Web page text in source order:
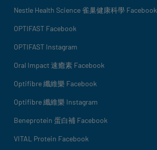
Social details
Nestle Health Science 雀巢健康科學 Facebook
OPTIFAST Facebook
OPTIFAST Instagram
Oral Impact 速癒素 Facebook
Optifibre 纖維樂 Facebook
Optifibre 纖維樂 Instagram
Beneprotein 蛋白補 Facebook
VITAL Protein Facebook